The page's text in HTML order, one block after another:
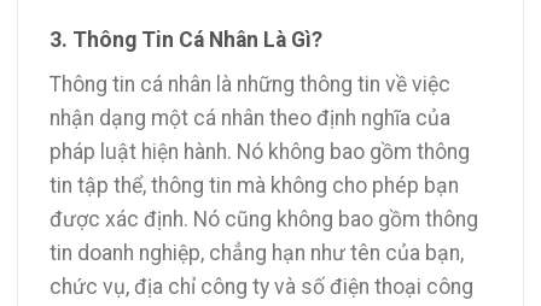
3. Thông Tin Cá Nhân Là Gì?
Thông tin cá nhân là những thông tin về việc
nhận dạng một cá nhân theo định nghĩa của
pháp luật hiện hành. Nó không bao gồm thông
tin tập thể, thông tin mà không cho phép bạn
được xác định. Nó cũng không bao gồm thông
tin doanh nghiệp, chẳng hạn như tên của bạn,
chức vụ, địa chỉ công ty và số điện thoại công